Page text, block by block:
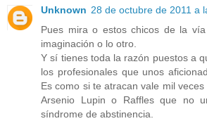
Unknown 28 de octubre de 2011 a
Pues mira o estos chicos de la
imaginación o lo otro.
Y sí tienes toda la razón puestos a
los profesionales que unos
Es como si te atracan vale mil
Arsenio Lupin o Raffles que no
síndrome de abstinencia.